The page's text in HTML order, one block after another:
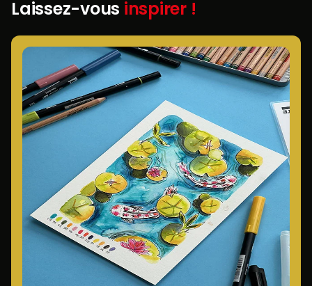
Laissez-vous inspirer !